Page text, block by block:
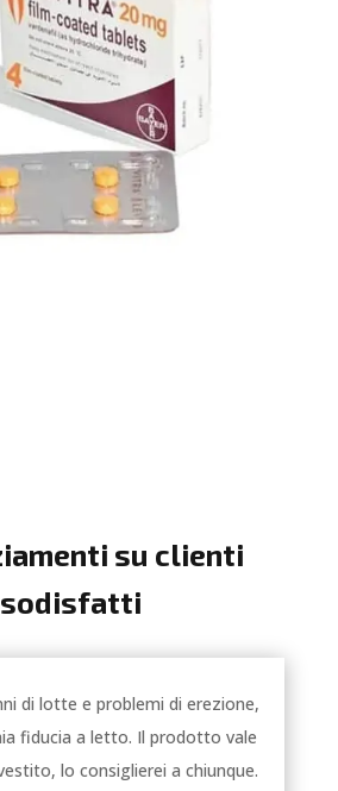
su clienti
sodisfatti
di lotte e problemi di erezione,
fiducia a letto. Il prodotto vale
lo consiglierei a chiunque.